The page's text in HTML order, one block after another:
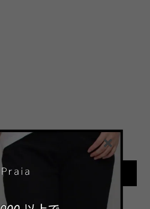
shipping available
Add to cart
お住まいの方向け